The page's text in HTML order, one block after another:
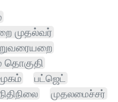
முதல்வர்
பட்ஜெட்
முதலமைச்சர்